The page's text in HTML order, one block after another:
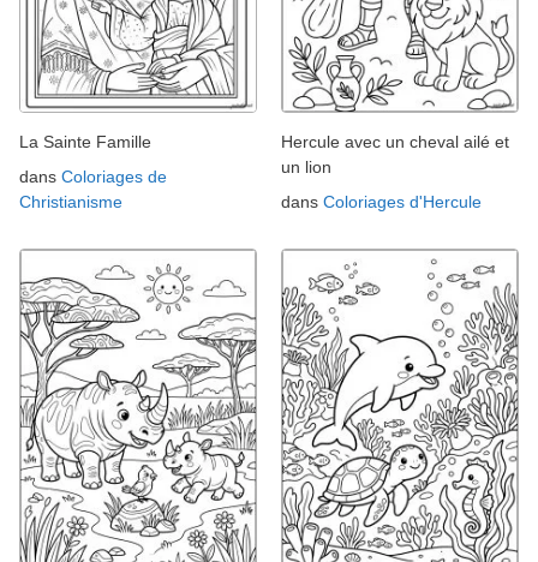
La Sainte Famille
dans Coloriages de
Christianisme
Hercule avec un cheval ailé et
un lion
dans Coloriages d'Hercule